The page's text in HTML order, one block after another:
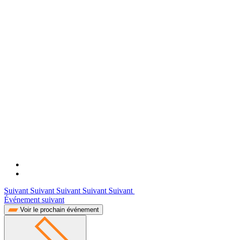
Suivant Suivant Suivant Suivant Suivant
Événement suivant
Voir le prochain événement